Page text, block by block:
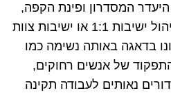
המסדרון ופינת הקפה,
חיבוק ה"בוקר טוב" וניהול ישיבות 1:1 או ישיבות צוות
בדאגה באותה נשימה כמו
של אנשים רחוקים,
נאותים לעבודה תקינה